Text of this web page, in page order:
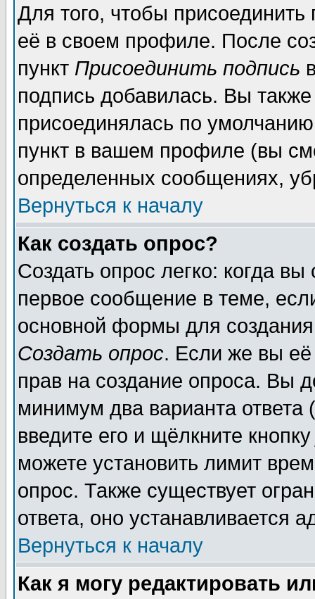
Для того, чтобы
её в своем профиле. После
пункт Присоединить подпись
подпись добавилась. Вы
присоединялась по
пункт в вашем профиле (вы
определенных сообщениях,
Вернуться к началу
Как создать опрос?
Создать опрос легко: когда
первое сообщение в теме,
основной формы для
Создать опрос. Если же вы её
прав на создание опроса. Вы
минимум два варианта ответа
введите его и щёлкните
можете установить лимит
опрос. Также существует
ответа, оно устанавливается
Вернуться к началу
Как я могу редактировать